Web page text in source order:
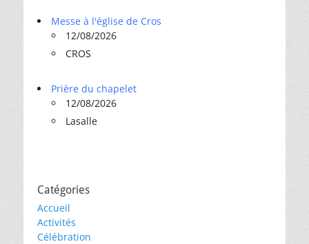
Messe à l'église de Cros
12/08/2026
CROS
Prière du chapelet
12/08/2026
Lasalle
Catégories
Accueil
Activités
Célébration